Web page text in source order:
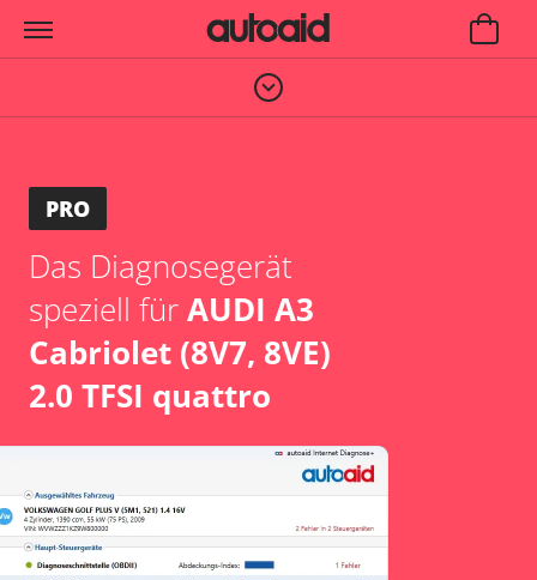
PRO
Das Diagnosegerät
speziell fürAUDI A3
Cabriolet (8V7, 8VE)
2.0 TFSI quattro